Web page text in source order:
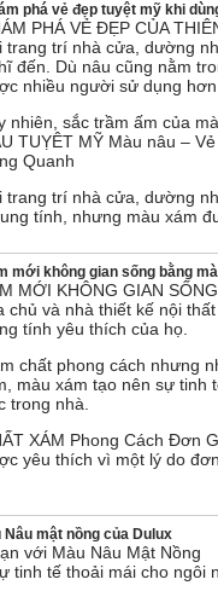
phá vẻ đẹp tuyệt mỹ khi
PHÁ VẺ ĐẸP CỦA
trang trí nhà cửa, dường
đến. Dù nâu cũng nằm
nhiều người sử dụng hơn.
nhiên, sắc trầm ấm của
TUỴÊT MỸ Màu nâu –
Quanh
trang trí nhà cửa, dường
tính, nhưng màu xám
mới không gian sống bằng
MỚI KHÔNG GIAN
chủ và nhà thiết kế nội
tính yêu thích của họ.
chất phong cách nhưng
màu xám tạo nên sự tinh
trong nhà.
XÁM Phong Cách Đơn
yêu thích vì một lý do
mật nồng của Dulux
với Màu Nâu Mật Nồng
tinh tế thoải mái cho ngôi